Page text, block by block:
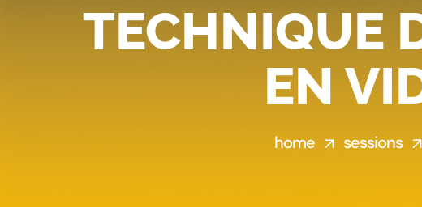
TECHNIQUE
EN
home sessions